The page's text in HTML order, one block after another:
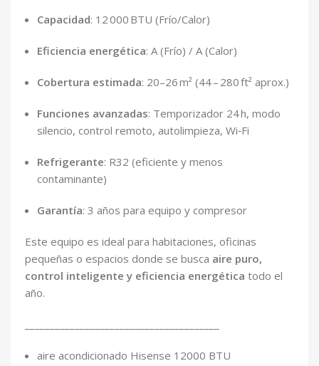
Capacidad: 12 000 BTU (Frío/Calor)
Eficiencia energética: A (Frío) / A (Calor)
Cobertura estimada: 20–26 m² (44 – 280 ft² aprox.)
Funciones avanzadas: Temporizador 24 h, modo
silencio, control remoto, autolimpieza, Wi‑Fi
Refrigerante: R32 (eficiente y menos
contaminante)
Garantía: 3 años para equipo y compresor
Este equipo es ideal para habitaciones, oficinas
pequeñas o espacios donde se busca aire puro,
control inteligente y eficiencia energética todo el
año.
aire acondicionado Hisense 12000 BTU